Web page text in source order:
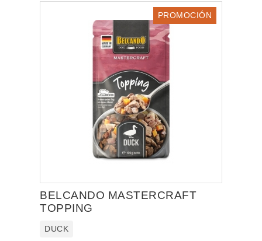
PROMOCIÓN
BELCANDO MASTERCRAFT
TOPPING
DUCK